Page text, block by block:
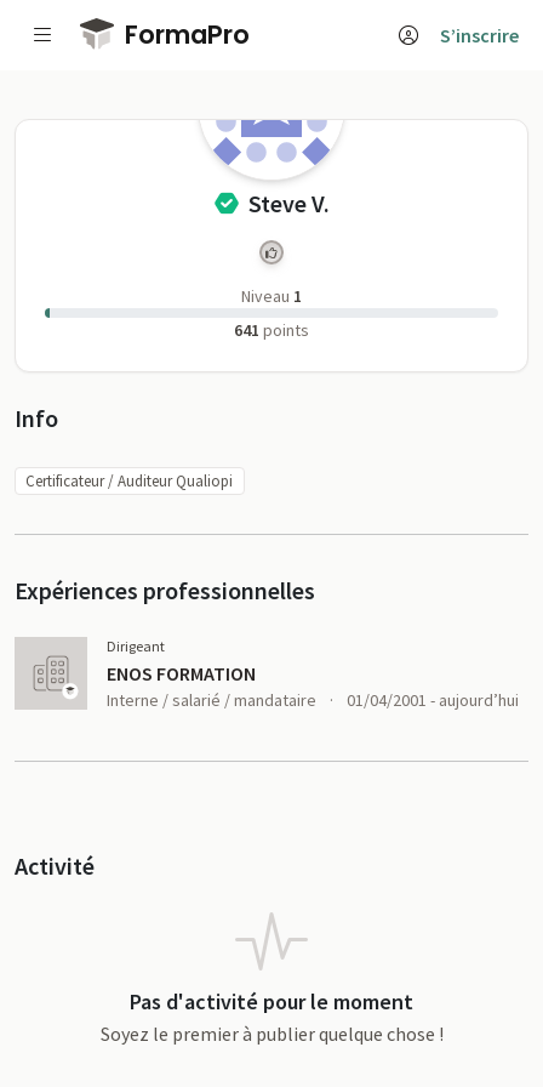
Passer au contenu principal
FormaPro S’inscrire
Steve V. sur
Steve V.
Niveau 1
641 points
Profil
Info
Certificateur / Auditeur Qualiopi
Expériences professionnelles
Dirigeant
ENOS FORMATION
Interne / salarié / mandataire · 01/04/2001 - aujourd’hui
Activité
Pas d'activité pour le moment
Soyez le premier à publier quelque chose !